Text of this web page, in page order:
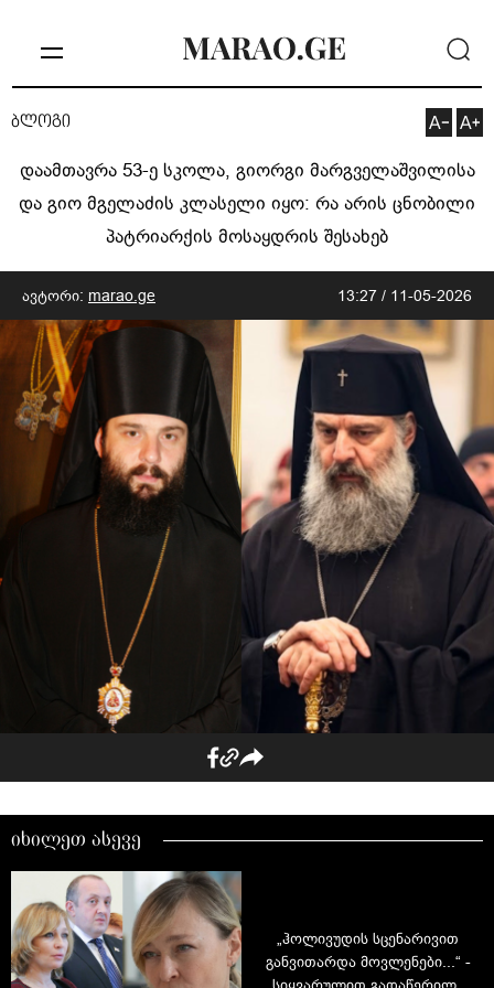
ბლოგი
დაამთავრა 53-ე სკოლა, გიორგი მარგველაშვილისა
და გიო მგელაძის კლასელი იყო: რა არის ცნობილი
პატრიარქის მოსაყდრის შესახებ
ავტორი: marao.ge 13:27 / 11-05-2026
იხილეთ ასევე
„ჰოლივუდის სცენარივით
განვითარდა მოვლენები...“ -